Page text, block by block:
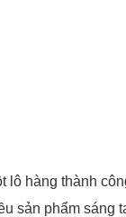
lô hàng thành
sản phẩm sáng